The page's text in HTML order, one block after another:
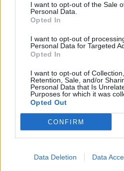
I want to opt-out of the Sale
Personal Data.
Opted In
I want to opt-out of
Personal Data for Targeted
Opted In
I want to opt-out of
Retention, Sale, and/or
Personal Data that Is
Purposes for which it was
Opted Out
CONFIRM
Data Deletion Data
Σχετικά Άρθρα